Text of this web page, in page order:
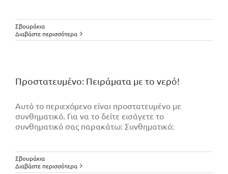
Σβουράκια
Διαβάστε περισσότερα
Πρoστατευμένο: Πειράματα με το νερό!
Αυτό το περιεχόμενο είναι προστατευμένο με
συνθηματικό. Για να το δείτε εισάγετε το
συνθηματικό σας παρακάτω: Συνθηματικό:
Σβουράκια
Διαβάστε περισσότερα